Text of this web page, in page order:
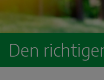
Den